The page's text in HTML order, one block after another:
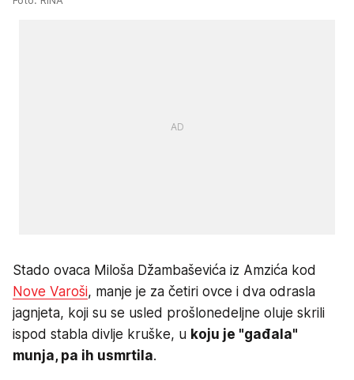
Stado ovaca Miloša Džambaševića iz Amzića kod
Nove Varoši, manje je za četiri ovce i dva odrasla
jagnjeta, koji su se usled prošlonedeljne oluje skrili
ispod stabla divlje kruške, u koju je "gađala"
munja, pa ih usmrtila.